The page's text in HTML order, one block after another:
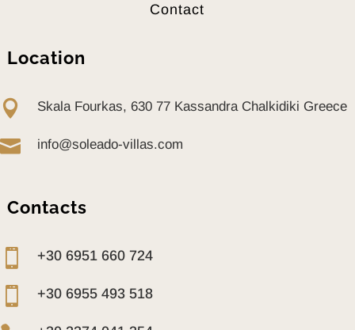
Contact
Location
 Skala Fourkas, 630 77 Kassandra Chalkidiki Greece
 info@soleado-villas.com
Contacts
 +30 6951 660 724
 +30 6955 493 518